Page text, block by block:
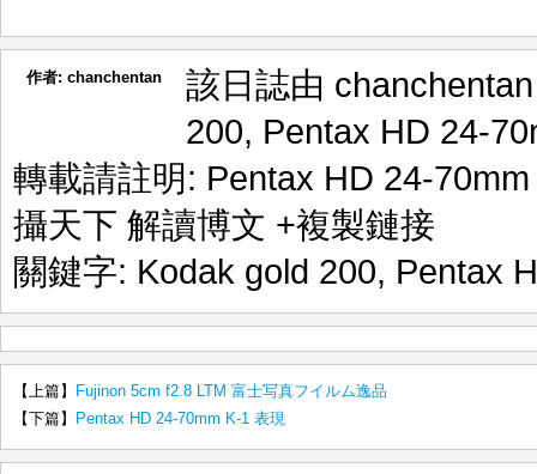
作者: chanchentan
該日誌由
200, Pentax HD 24-
轉載請註明: Pentax HD 24-
攝天下 解讀博文 +複製鏈接
關鍵字: Kodak gold 200, Pentax
【上篇】
Fujinon 5cm f2.8 LTM 富士写真フイルム逸品
【下篇】
Pentax HD 24-70mm K-1 表現